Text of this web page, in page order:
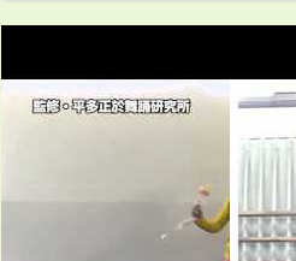
あいさつ・アイリッシュ・いきもの
ス・サムライ・さる・シーサー・ジ
タンバリン・チアガール・つえ・テ
ハワイアン
・ ヒーロー ・
・ ポ
・
忍者 応援団・扇 ・
琉球・発表会2018
音頭 鳴子・鳶口